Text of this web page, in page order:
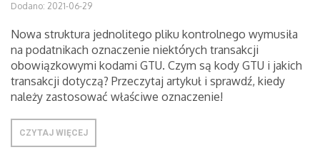
Dodano: 2021-06-29
Nowa struktura jednolitego pliku kontrolnego wymusiła
na podatnikach oznaczenie niektórych transakcji
obowiązkowymi kodami GTU. Czym są kody GTU i jakich
transakcji dotyczą? Przeczytaj artykuł i sprawdź, kiedy
należy zastosować właściwe oznaczenie!
CZYTAJ WIĘCEJ